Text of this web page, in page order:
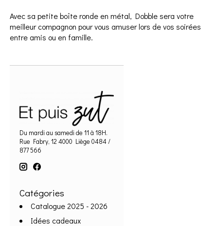
Avec sa petite boîte ronde en métal, Dobble sera votre
meilleur compagnon pour vous amuser lors de vos soirées
entre amis ou en famille.
Du mardi au samedi de 11 à 18H.
Rue Fabry, 12 4000 Liège 0484 /
877 566
Catégories
Catalogue 2025 - 2026
Idées cadeaux